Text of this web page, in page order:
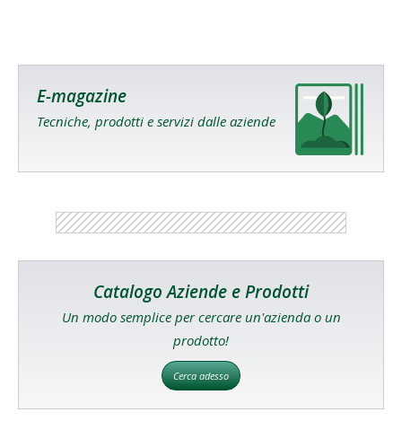
E-magazine
Tecniche, prodotti e servizi dalle aziende
Catalogo Aziende e Prodotti
Un modo semplice per cercare un'azienda o un
prodotto!
Cerca adesso